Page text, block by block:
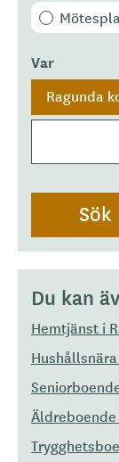
Var
Ragunda
Du kan
Hemtjänst i